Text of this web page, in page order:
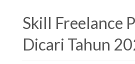
Skill Freelance
Dicari Tahun